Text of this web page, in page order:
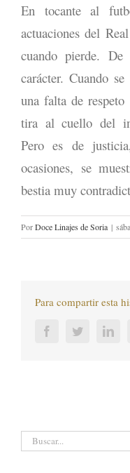
En tocante al
actuaciones del
cuando pierde.
carácter. Cuando
una falta de
tira al cuello del
Pero es de
ocasiones, se
bestia muy
PorDoce Linajes de Soria |
Para compartir esta
FacebookTwitter
Buscar: